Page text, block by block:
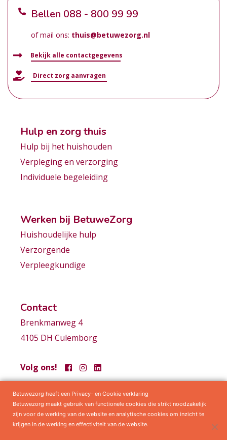
Bellen 088 - 800 99 99
of mail ons: thuis@betuwezorg.nl
Bekijk alle contactgegevens
Direct zorg aanvragen
Hulp en zorg thuis
Hulp bij het huishouden
Verpleging en verzorging
Individuele begeleiding
Werken bij BetuweZorg
Huishoudelijke hulp
Verzorgende
Verpleegkundige
Contact
Brenkmanweg 4
4105 DH Culemborg
Volg ons!
Samenwerkingen Privacy statement Algemene voorwaarden
Betuwezorg heeft een Privacy- en Cookie verklaring
Betuwezorg maakt gebruik van functionele cookies die strikt noodzakelijk
zijn voor de werking van de website en analytische cookies om inzicht te
krijgen in de werking en effectiviteit van de website.